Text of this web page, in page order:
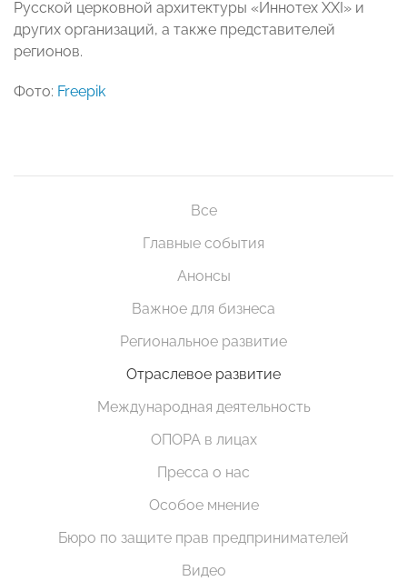
Русской церковной архитектуры «Иннотех XXI» и
других организаций, а также представителей
регионов.
Фото: Freepik
Все
Главные события
Анонсы
Важное для бизнеса
Региональное развитие
Отраслевое развитие
Международная деятельность
ОПОРА в лицах
Пресса о нас
Особое мнение
Бюро по защите прав предпринимателей
Видео